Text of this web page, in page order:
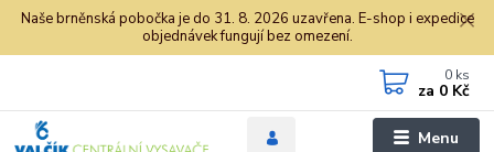
Naše brněnská pobočka je do 31. 8. 2026 uzavřena. E-shop i expedice
objednávek fungují bez omezení.
Menu
0 ks
za 0 Kč